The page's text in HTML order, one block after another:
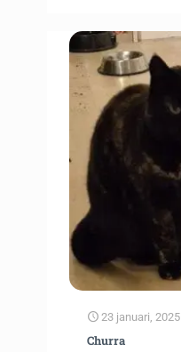
23 januari, 2025
Churra